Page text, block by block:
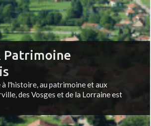
Patrimoine
à l'histoire, au patrimoine et aux
des Vosges et de la Lorraine est